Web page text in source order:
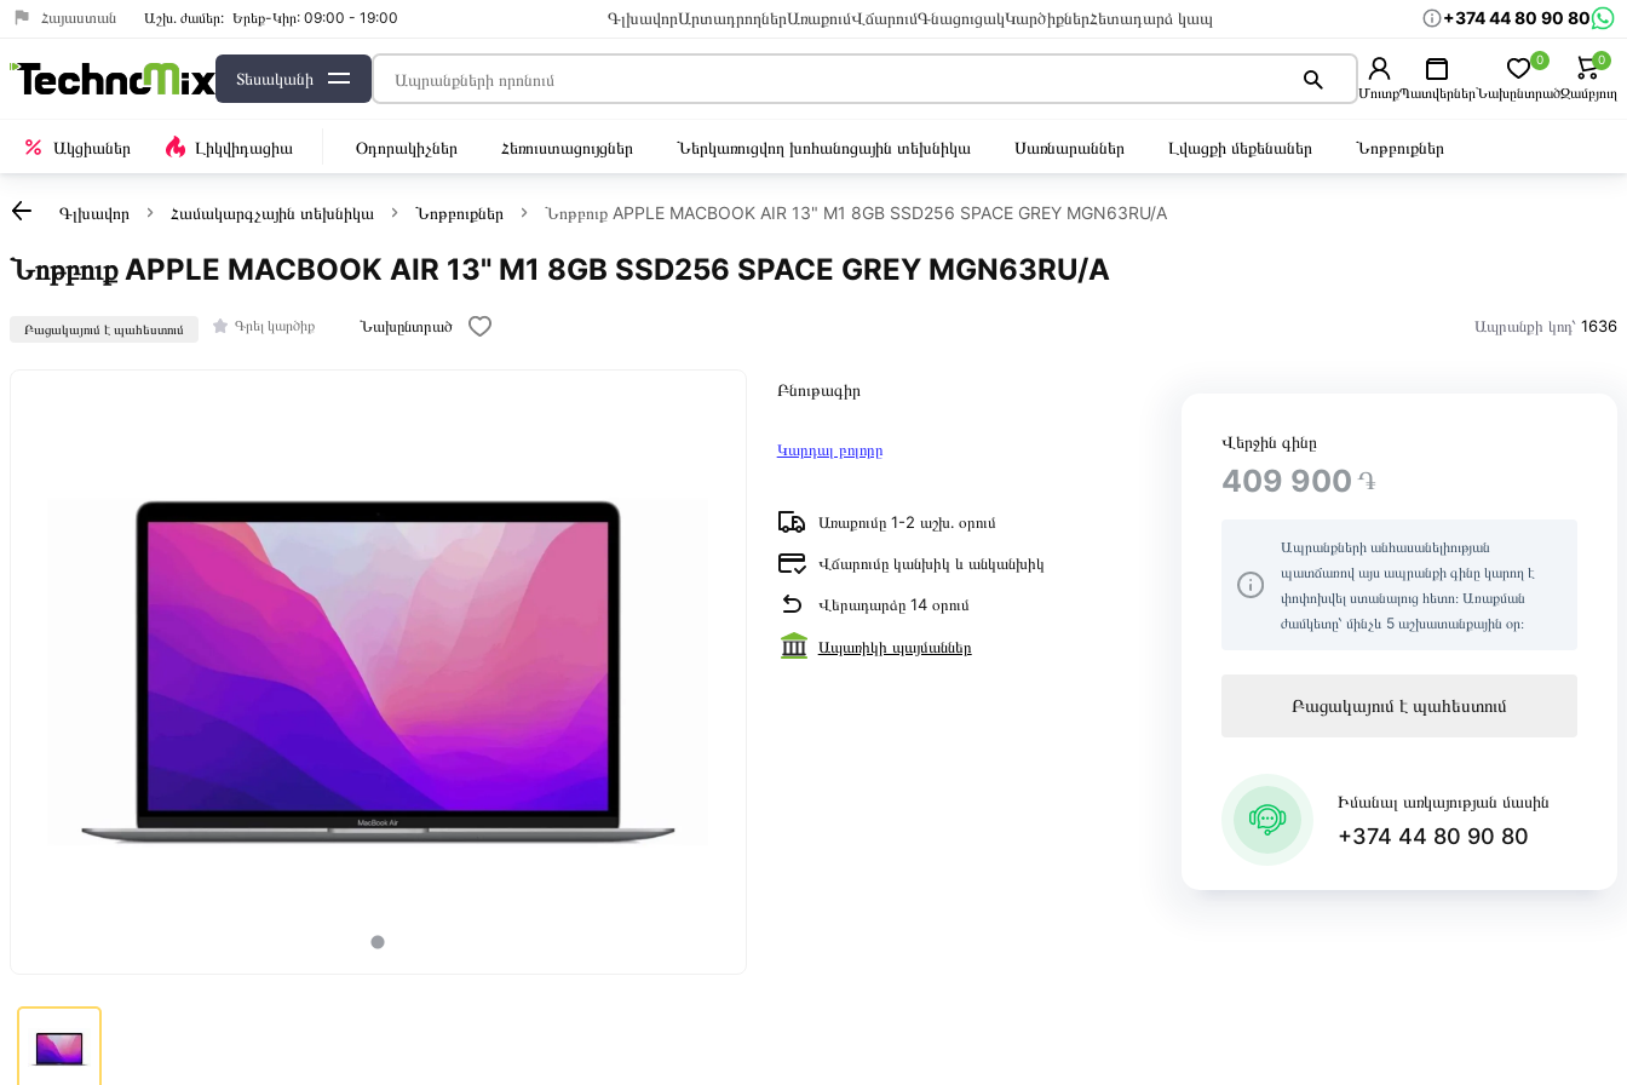
Հայաստան Աշխ․ ժամեր: Երեք-Կիր: 09:00 - 19:00 ԳլխավորԱրտադրողներԱռաքումՎճարումԳնացուցակԿարծիքներՀետադարձ կապ +374 44 80 90 80
Տեսականի
ՄուտքՊատվերներՆախընտրած
0
Զամբյուղ
0
Ակցիաներ Լիկվիդացիա Օդորակիչներ Հեռուստացույցներ Ներկառուցվող խոհանոցային տեխնիկա Սառնարաններ Լվացքի մեքենաներ Նոթբուքներ
Գլխավոր Համակարգչային տեխնիկա Նոթբուքներ Նոթբուք APPLE MACBOOK AIR 13" M1 8GB SSD256 SPACE GREY MGN63RU/A
Նոթբուք APPLE MACBOOK AIR 13" M1 8GB SSD256 SPACE GREY MGN63RU/A
Բացակայում է պահեստում Գրել կարծիք Նախընտրած Ապրանքի կոդ՝ 1636
Բնութագիր
Կարդալ բոլորը
Առաքումը 1-2 աշխ․ օրում
Վճարումը կանխիկ և անկանխիկ
Վերադարձը 14 օրում
Ապառիկի պայմաններ
Վերջին գինը
409 900 ֏
Ապրանքների անհասանելիության
պատճառով այս ապրանքի գինը կարող է
փոփոխվել ստանալուց հետո։ Առաքման
ժամկետը՝ մինչև 5 աշխատանքային օր։
Բացակայում է պահեստում
Իմանալ առկայության մասին
+374 44 80 90 80